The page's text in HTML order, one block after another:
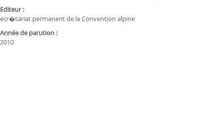
Editeur :
ecr�tariat permanent de la Convention alpine
Année de parution :
2010